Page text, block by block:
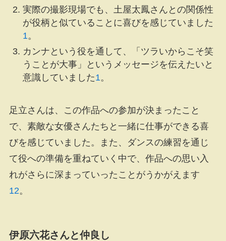
実際の撮影現場でも、土屋太鳳さんとの関係性
が役柄と似ていることに喜びを感じていました
1。
カンナという役を通して、「ツラいからこそ笑
うことが大事」というメッセージを伝えたいと
意識していました1。
足立さんは、この作品への参加が決まったこと
で、素敵な女優さんたちと一緒に仕事ができる喜
びを感じていました。また、ダンスの練習を通じ
て役への準備を重ねていく中で、作品への思い入
れがさらに深まっていったことがうかがえます
12。
伊原六花さんと仲良し